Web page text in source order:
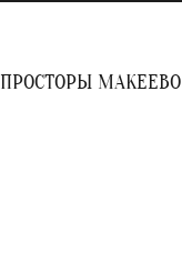
ПРОСТОРЫ МАКЕЕВО